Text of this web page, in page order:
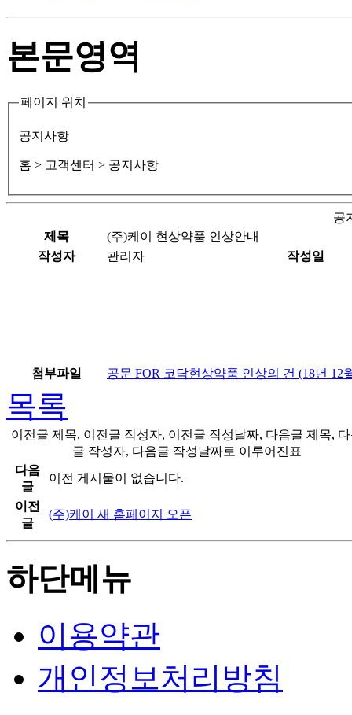
본문영역
페이지 위치
공지사항
홈 > 고객센터 > 공지사항
공
제목
(주)케이 현상약품 인상안내
작성자
관리자 작성일
첨부파일 공문 FOR 코닥현상약품 인상의 건 (18년 12
목록
이전글 제목, 이전글 작성자, 이전글 작성날짜, 다음글 제목,
글 작성자, 다음글 작성날짜로 이루어진표
다음
글
이전 게시물이 없습니다.
이전
글
(주)케이 새 홈페이지 오픈
하단메뉴
이용약관
개인정보처리방침